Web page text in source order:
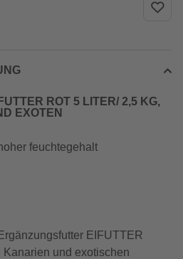
ROT 5 LITER/ 2,5 KG,
EXOTEN
feuchtegehalt
EIFUTTER
Kanarien und exotischen